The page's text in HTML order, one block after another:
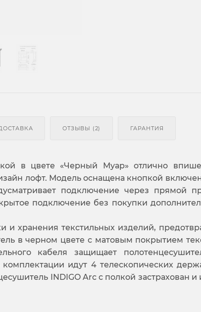
ОТЗЫВЫ (2) ГАРАНТИЯ
в цвете «Черный Муар» отлично
лофт. Модель оснащена кнопкой
подключение через прямой
подключение без покупки
и хранения текстильных изделий,
в черном цвете с матовым покрытием
кабеля защищает
идут 4 телескопических
INDIGO Arc с полкой застрахован и